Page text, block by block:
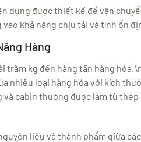
dụng được thiết kế để vận
khả năng chịu tải và tính ổn
Hàng
trăm kg đến hàng tấn hàng
nhiều loại hàng hóa với kích
và cabin thường được làm từ thép
liệu và thành phẩm giữa